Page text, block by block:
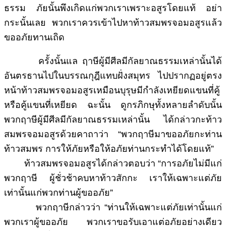
ธรรม ภัยนั้นพึงเกิดแก่พวกเราเพราะอสูรโดยแท้ อย่า
กระนั้นเลย พวกเราควรเข้าไปหาท้าวสมพรจอมอสูรแล้ว
ขออภัยทานเถิด
ครั้งนั้นแล ฤาษีผู้มีศีลมีกัลยาณธรรมเหล่านั้นได้
อันตรธานไปในบรรณกุฎีแทบฝั่งสมุทร ไปปรากฏอยู่ตรง
หน้าท้าวสมพรจอมอสูรเหมือนบุรุษมีกำลังเหยียดแขนที่คู้
หรือคู้แขนที่เหยียด ฉะนั้น ดูกรภิกษุทั้งหลายลำดับนั้น
พวกฤาษีผู้มีศีลมีกัลยาณธรรมเหล่านั้น ได้กล่าวกะท้าว
สมพรจอมอสูรด้วยคาถาว่า “พวกฤาษีมาขออภัยกะท่าน
ท้าวสมพร การให้ภัยหรือให้อภัยท่านกระทำได้โดยแท้”
ท้าวสมพรจอมอสูรได้กล่าวตอบว่า “การอภัยไม่มีแก่
พวกฤาษี ผู้ชั่วช้าคบหาท้าวสักกะ เราให้เฉพาะแต่ภัย
เท่านั้นแก่พวกท่านผู้ขออภัย”
พวกฤาษีกล่าวว่า “ท่านให้เฉพาะแต่ภัยเท่านั้นแก่
พวกเราผู้ขออภัย พวกเราขอรับเอาแต่อภัยอย่างเดียว